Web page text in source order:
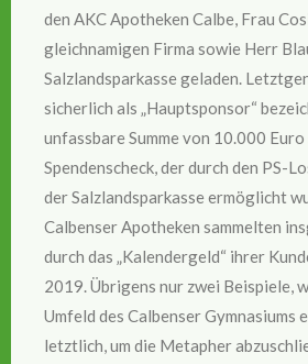
den AKC Apotheken Calbe, Frau
gleichnamigen Firma sowie Herr
Salzlandsparkasse geladen.
sicherlich als „Hauptsponsor“
unfassbare Summe von 10.000
Spendenscheck, der durch den PS-
der Salzlandsparkasse ermöglicht
Calbenser Apotheken sammelten
durch das „Kalendergeld“ ihrer
2019. Übrigens nur zwei Beispiele,
Umfeld des Calbenser Gymnasiums
letztlich, um die Metapher